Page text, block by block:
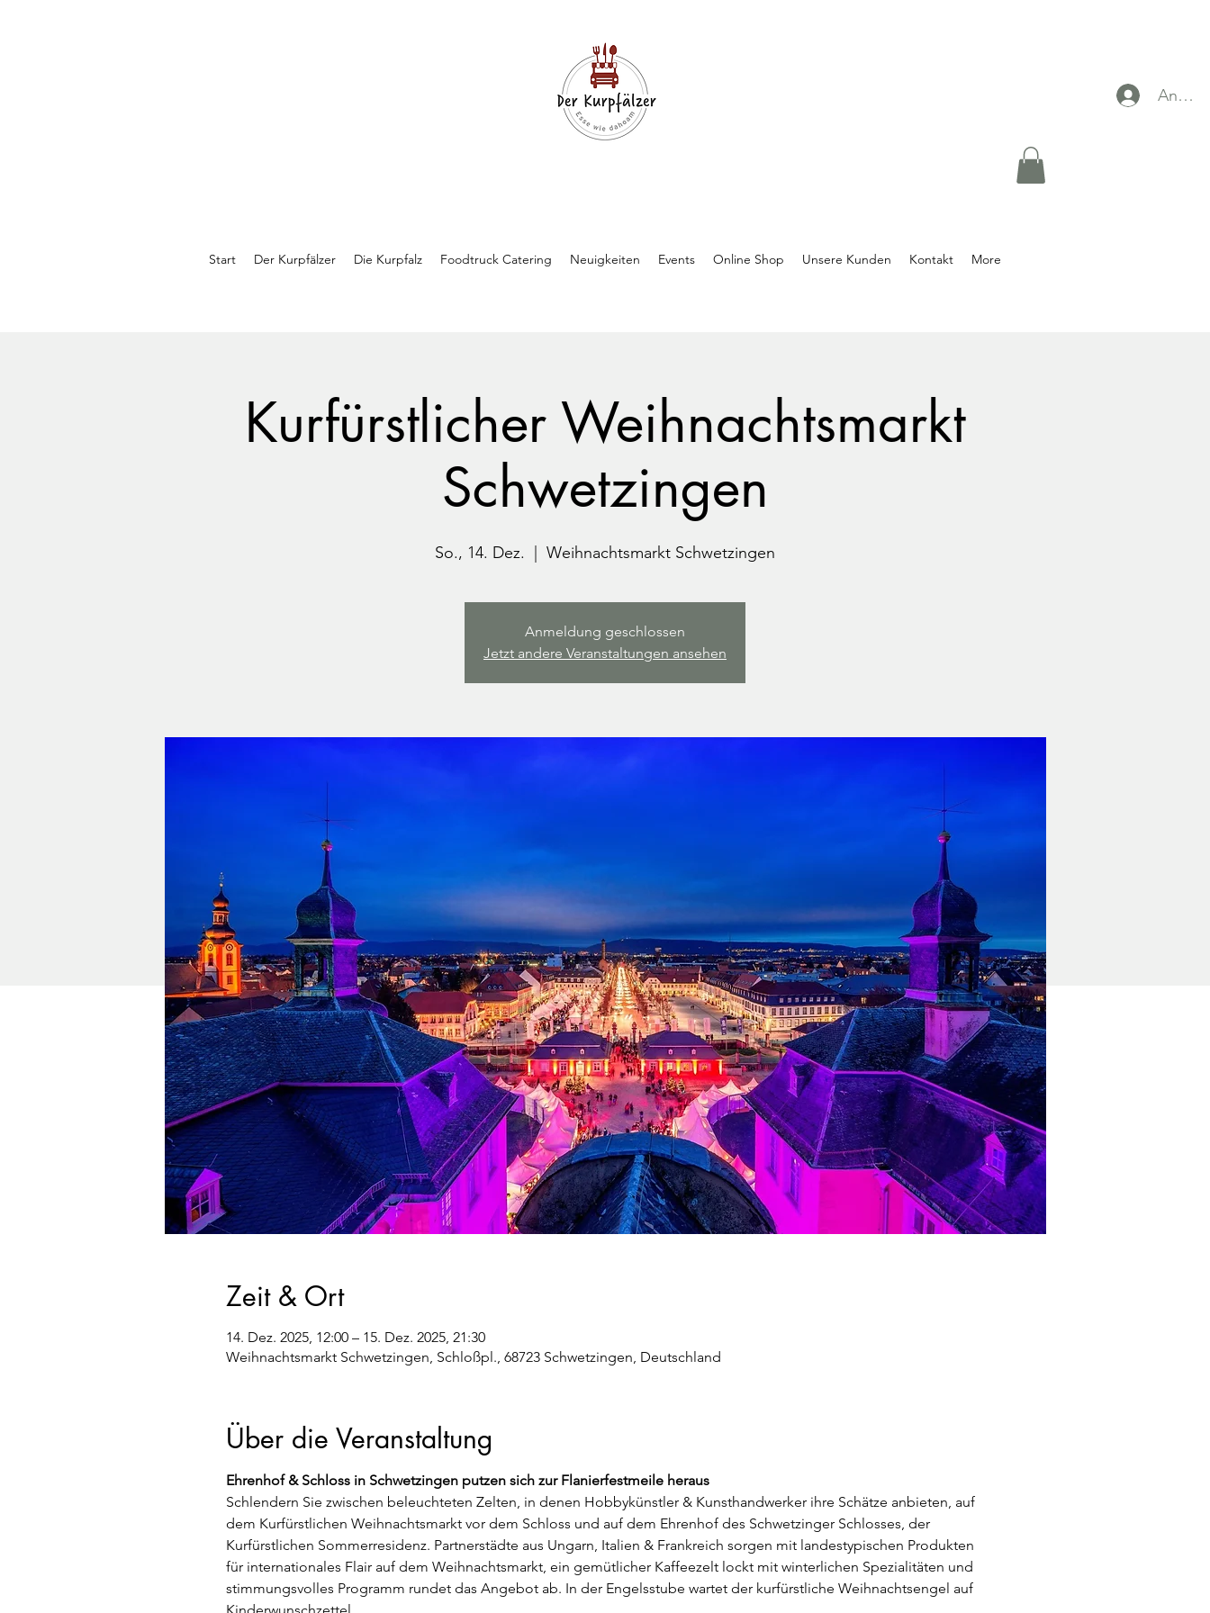
Start Der Kurpfälzer Die Kurpfalz Foodtruck Catering Neuigkeiten Events Online Shop Unsere Kunden Kontakt More
Kurfürstlicher Weihnachtsmarkt
Schwetzingen
So., 14. Dez.
  |
Weihnachtsmarkt Schwetzingen
Anmeldung geschlossen
Jetzt andere Veranstaltungen ansehen
Zeit & Ort
14. Dez. 2025, 12:00 – 15. Dez. 2025, 21:30
Weihnachtsmarkt Schwetzingen, Schloßpl., 68723 Schwetzingen, Deutschland
Über die Veranstaltung
Ehrenhof & Schloss in Schwetzingen putzen sich zur Flanierfestmeile heraus
Schlendern Sie zwischen beleuchteten Zelten, in denen Hobbykünstler & Kunsthandwerker ihre Schätze anbieten, auf
dem Kurfürstlichen Weihnachtsmarkt vor dem Schloss und auf dem Ehrenhof des Schwetzinger Schlosses, der
Kurfürstlichen Sommerresidenz. Partnerstädte aus Ungarn, Italien & Frankreich sorgen mit landestypischen Produkten
für internationales Flair auf dem Weihnachtsmarkt, ein gemütlicher Kaffeezelt lockt mit winterlichen Spezialitäten und
stimmungsvolles Programm rundet das Angebot ab. In der Engelsstube wartet der kurfürstliche Weihnachtsengel auf
Kinderwunschzettel.